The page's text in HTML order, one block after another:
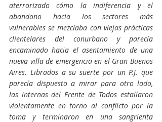
aterrorizado cómo la indiferencia y el
abandono hacia los sectores más
vulnerables se mezclaba con viejas prácticas
clientelares del conurbano y parecía
encaminado hacia el asentamiento de una
nueva villa de emergencia en el Gran Buenos
Aires. Librados a su suerte por un P.J. que
parecía dispuesto a mirar para otro lado,
las internas del Frente de Todos estallaron
violentamente en torno al conflicto por la
toma y terminaron en una sangrienta